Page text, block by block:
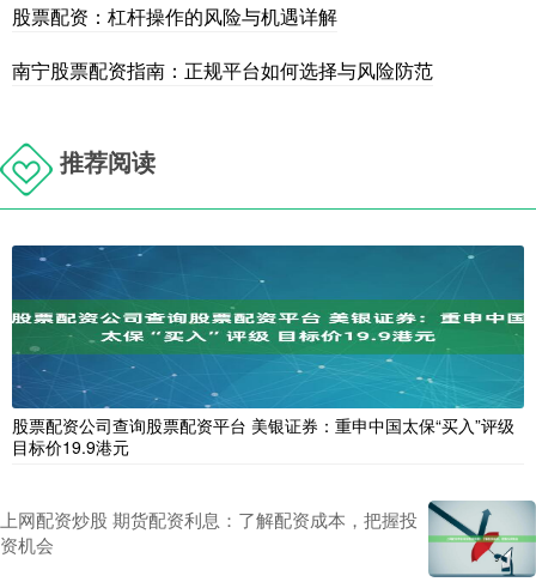
股票配资：杠杆操作的风险与机遇详解
南宁股票配资指南：正规平台如何选择与风险防范
推荐阅读
股票配资公司查询股票配资平台 美银证券：重申中国太保“买入”评级
目标价19.9港元
上网配资炒股 期货配资利息：了解配资成本，把握投
资机会